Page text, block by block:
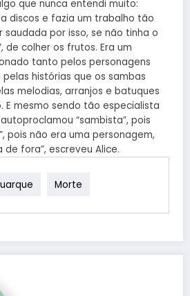
que nunca entendi muito:
discos e fazia um trabalho tão
saudada por isso, se não tinha o
de colher os frutos. Era um
tanto pelos personagens
histórias que os sambas
melodias, arranjos e batuques
mesmo sendo tão especialista
“sambista”, pois
pois não era uma personagem,
fora”, escreveu Alice.
Morte